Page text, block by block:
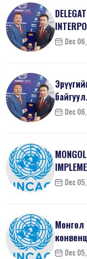
Dec
Dec
... Dec
Dec